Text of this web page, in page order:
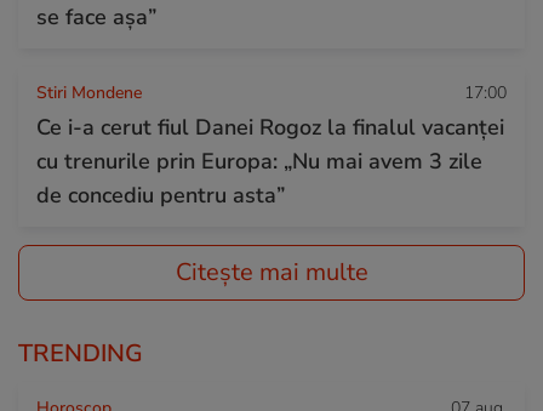
se face așa”
Stiri Mondene 17:00
Ce i-a cerut fiul Danei Rogoz la finalul vacanței
cu trenurile prin Europa: „Nu mai avem 3 zile
de concediu pentru asta”
Citește mai multe
TRENDING